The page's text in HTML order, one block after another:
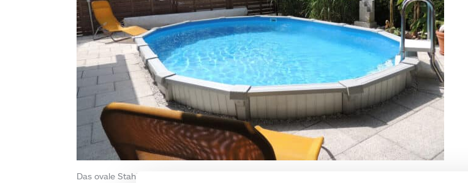
Das ovale Stahlwandschwimmbecken von Cranpool ist ein teilweise eingegrabenes Pool, welches